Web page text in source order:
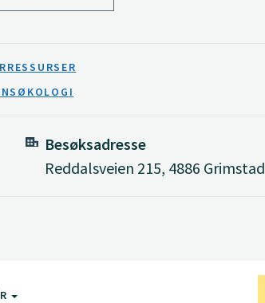
Besøksadresse
Reddalsveien 215, 4886 Grimstad